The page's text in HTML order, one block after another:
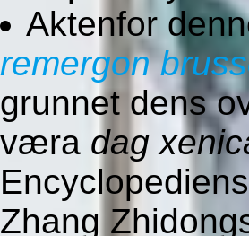
Aktenfor
remergon
grunnet dens
væra dag
Zhang